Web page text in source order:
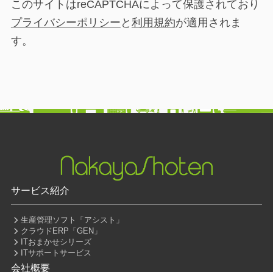
このサイトはreCAPTCHAによって保護されており
プライバシーポリシー と 利用規約が適用されま
す。
サービス紹介
生産管理ソフト「アシスト」
クラウドERP「GEN」
ITおまかせシリーズ
ITサポートサービス
会社概要